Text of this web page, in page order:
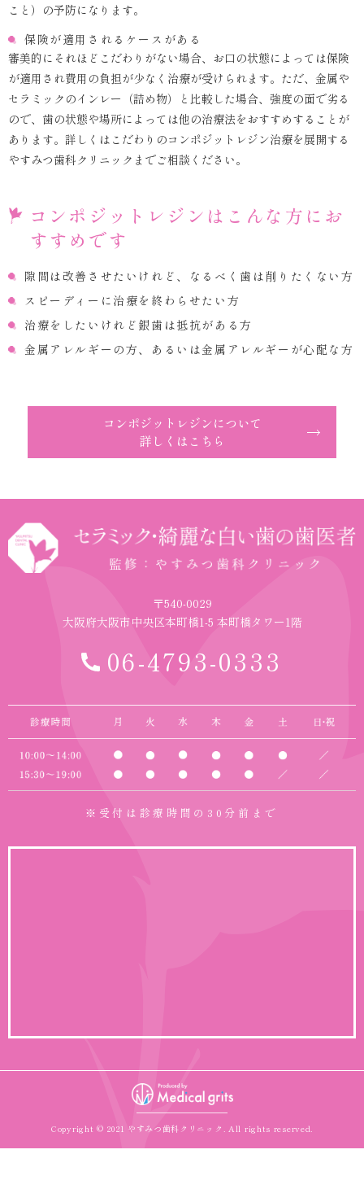
こと）の予防になります。
保険が適用されるケースがある
審美的にそれほどこだわりがない場合、お口の状態によっては保険
が適用され費用の負担が少なく治療が受けられます。ただ、金属や
セラミックのインレー（詰め物）と比較した場合、強度の面で劣る
ので、歯の状態や場所によっては他の治療法をおすすめすることが
あります。詳しくはこだわりのコンポジットレジン治療を展開する
やすみつ歯科クリニックまでご相談ください。
コンポジットレジンはこんな方にお
すすめです
隙間は改善させたいけれど、なるべく歯は削りたくない方
スピーディーに治療を終わらせたい方
治療をしたいけれど銀歯は抵抗がある方
金属アレルギーの方、あるいは金属アレルギーが心配な方
コンポジットレジンについて
詳しくはこちら
〒540-0029
大阪府大阪市中央区本町橋1-5 本町橋タワー1階
06-4793-0333
※受付は診療時間の30分前まで
Copyright © 2021 やすみつ歯科クリニック. All rights reserved.